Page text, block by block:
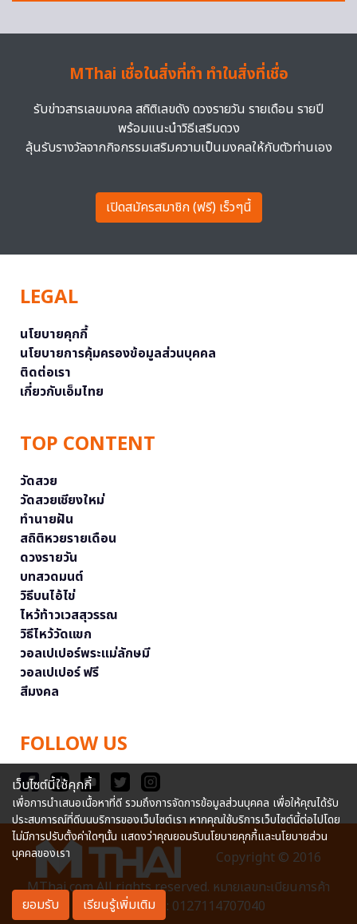
MThai เชื่อในสิ่งที่ทำ ทำในสิ่งที่เชื่อ
รับข่าวสารเลขมงคล สถิติเลขดัง ดวงรายวัน รายเดือน รายปี
พร้อมแนะนำวิธีเสริมดวง
ลุ้นรับรางวัลจากกิจกรรมเสริมความเป็นมงคลให้กับตัวท่านเอง
เปิดสมัครสมาชิก (ฟรี) เร็วๆนี้
LEGAL
นโยบายคุกกี้
นโยบายการคุ้มครองข้อมูลส่วนบุคคล
ติดต่อเรา
เกี่ยวกับเอ็มไทย
TOP CONTENT
วัดสวย
วัดสวยเชียงใหม่
ทำนายฝัน
สถิติหวยรายเดือน
ดวงรายวัน
บทสวดมนต์
วิธีบนไอ้ไข่
ไหว้ท้าวเวสสุวรรณ
วิธีไหว้วัดแขก
วอลเปเปอร์พระแม่ลักษมี
วอลเปเปอร์ ฟรี
สีมงคล
FOLLOW US
Copyright © 2016
MThai.com All rights reserved. หมายเลขทะเบียนการค้า
อิเล็กทรอนิกส์ : 0127114707040
เว็บไซต์นี้ใช้คุกกี้
เพื่อการนำเสนอเนื้อหาที่ดี รวมถึงการจัดการข้อมูลส่วนบุคคล เพื่อให้คุณได้รับ
ประสบการณ์ที่ดีบนบริการของเว็บไซต์เรา หากคุณใช้บริการเว็บไซต์นี้ต่อไปโดย
ไม่มีการปรับตั้งค่าใดๆนั้น แสดงว่าคุณยอมรับนโยบายคุกกี้และนโยบายส่วน
บุคคลของเรา
ยอมรับ เรียนรู้เพิ่มเติม